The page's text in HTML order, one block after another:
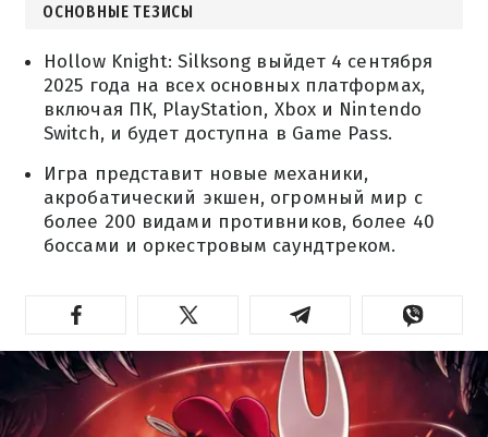
ОСНОВНЫЕ ТЕЗИСЫ
Hollow Knight: Silksong выйдет 4 сентября
2025 года на всех основных платформах,
включая ПК, PlayStation, Xbox и Nintendo
Switch, и будет доступна в Game Pass.
Игра представит новые механики,
акробатический экшен, огромный мир с
более 200 видами противников, более 40
боссами и оркестровым саундтреком.